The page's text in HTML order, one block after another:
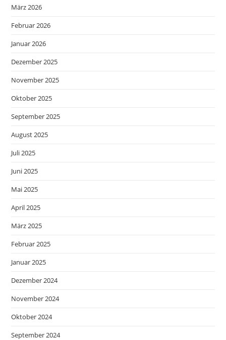
März 2026
Februar 2026
Januar 2026
Dezember 2025
November 2025
Oktober 2025
September 2025
August 2025
Juli 2025
Juni 2025
Mai 2025
April 2025
März 2025
Februar 2025
Januar 2025
Dezember 2024
November 2024
Oktober 2024
September 2024